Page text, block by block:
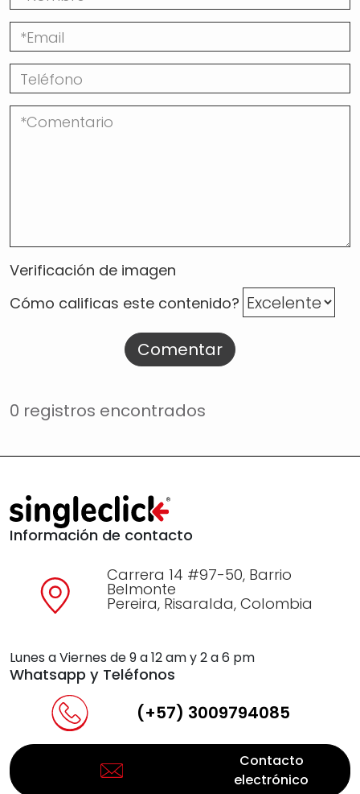
Verificación de imagen
Cómo calificas este contenido?
Comentar
0 registros encontrados
Información de contacto
Carrera 14 #97-50, Barrio
Belmonte
Pereira, Risaralda, Colombia
Lunes a Viernes de 9 a 12 am y 2 a 6 pm
Whatsapp y Teléfonos
(+57) 3009794085
Contacto
electrónico